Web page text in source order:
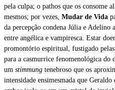
pela culpa; o pathos que os consome
mesmos; por vezes, Mudar de Vida
da percepção condena Júlia e Adelino
entre angélica e vampiresca. Estar
promontório espiritual, fustigado
para a casmurrice fenomenológica do
um stimmung tenebroso que os
intensidade ensimesmada que